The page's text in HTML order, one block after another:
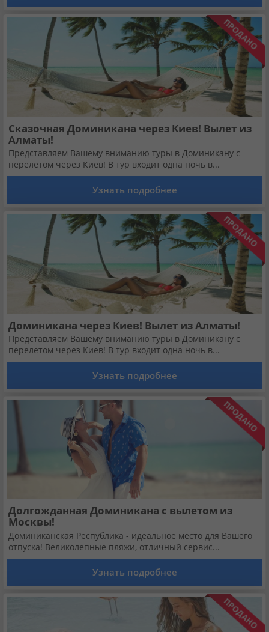
Сказочная Доминикана через Киев! Вылет из
Алматы!
Представляем Вашему вниманию туры в Доминикану с
перелетом через Киев! В тур входит одна ночь в...
Узнать подробнее
Доминикана через Киев! Вылет из Алматы!
Представляем Вашему вниманию туры в Доминикану с
перелетом через Киев! В тур входит одна ночь в...
Узнать подробнее
Долгожданная Доминикана с вылетом из
Москвы!
Доминиканская Республика - идеальное место для Вашего
отпуска! Великолепные пляжи, отличный сервис...
Узнать подробнее